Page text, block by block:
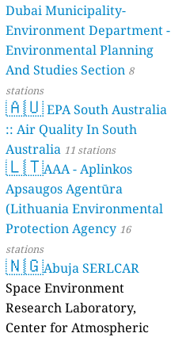
Dubai Municipality-
Environment Department -
Environmental Planning
And Studies Section 8
stations
🇦🇺EPA South Australia
:: Air Quality In South
Australia 11 stations
🇱🇹AAA - Aplinkos
Apsaugos Agentūra
(Lithuania Environmental
Protection Agency 16
stations
🇳🇬Abuja SERLCAR
Space Environment
Research Laboratory,
Center for Atmospheric